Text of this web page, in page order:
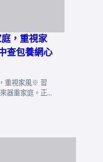
，重視家
查包養網心
重視家風※ 習
器重家庭。正…